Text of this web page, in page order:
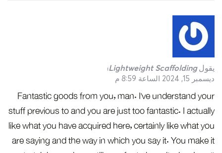
يقول Lightweight Scaffolding
:
ديسمبر 15, 2024 الساعة 8:59 م
Fantastic goods from you, man. I’ve understand your
stuff previous to and you are just too fantastic. I actually
like what you have acquired here, certainly like what you
are saying and the way in which you say it. You make it